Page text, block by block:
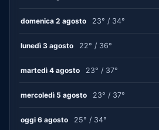
domenica 2 agosto 23° / 34°
lunedì 3 agosto 22° / 36°
martedì 4 agosto 23° / 37°
mercoledì 5 agosto 23° / 37°
oggi 6 agosto 25° / 34°